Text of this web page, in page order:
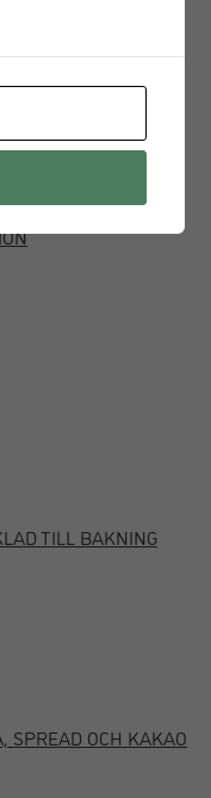
TILL BAKNING
SPREAD OCH KAKAO